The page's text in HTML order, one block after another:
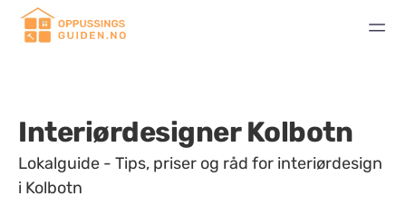
Interiørdesigner Kolbotn
Lokalguide - Tips, priser og råd for interiørdesign
i Kolbotn